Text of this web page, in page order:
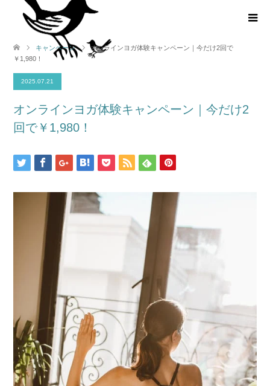
キャンペーン
オンラインヨガ体験キャンペーン｜今だけ2回で
￥1,980！
2025.07.21
オンラインヨガ体験キャンペーン｜今だけ2
回で￥1,980！